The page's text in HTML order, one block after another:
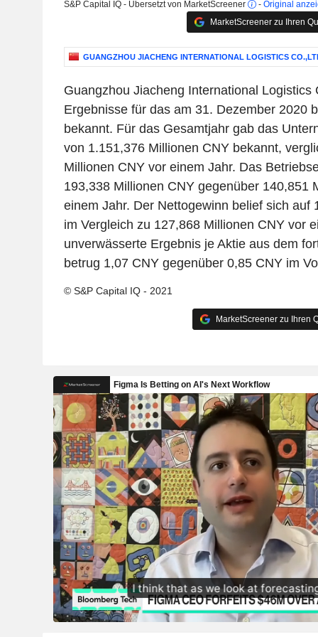
S&P Capital IQ - Übersetzt von MarketScreener - Original
MarketScreener zu Ihren
GUANGZHOU JIACHENG INTERNATIONAL LOGISTICS
Guangzhou Jiacheng International Logistics
Ergebnisse für das am 31. Dezember 2020
bekannt. Für das Gesamtjahr gab das
von 1.151,376 Millionen CNY bekannt,
Millionen CNY vor einem Jahr. Das
193,338 Millionen CNY gegenüber 140,851
einem Jahr. Der Nettogewinn belief sich auf
im Vergleich zu 127,868 Millionen CNY vor
unverwässerte Ergebnis je Aktie aus dem
betrug 1,07 CNY gegenüber 0,85 CNY im
© S&P Capital IQ - 2021
MarketScreener zu Ihren